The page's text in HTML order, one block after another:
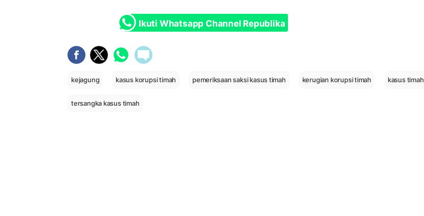
Ikuti Whatsapp Channel Republika
kejagung kasus korupsi timah pemeriksaan saksi kasus timah kerugian korupsi timah kasus timah
tersangka kasus timah